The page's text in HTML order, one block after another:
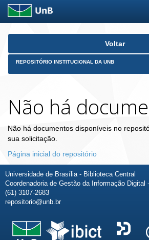
Skip
Voltar
REPOSITÓRIO INSTITUCIONAL DA UNB
Não há
Não há documentos disponíveis no
sua solicitação.
Página inicial do repositório
Universidade de Brasília - Biblioteca Central
Coordenadoria de Gestão da Informação Digital
(61) 3107-2683
repositorio@unb.br